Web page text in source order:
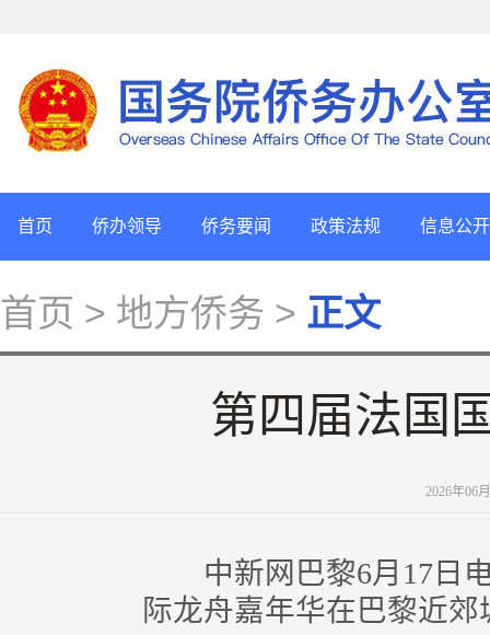
首页 侨办领导 侨务要闻 政策法规 信息公开
首页 > 地方侨务 > 正文
第四届法国
2026年06
中新网巴黎6月17日电
际龙舟嘉年华在巴黎近